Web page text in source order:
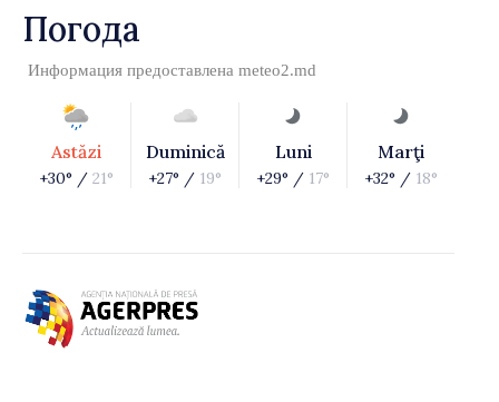
Погода
Информация предоставлена meteo2.md
Astăzi
+30° / 21°
Duminică
+27° / 19°
Luni
+29° / 17°
Marţi
+32° / 18°